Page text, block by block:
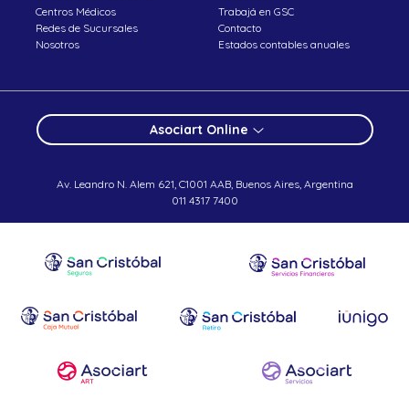
Centros Médicos
Redes de Sucursales
Nosotros
Trabajá en GSC
Contacto
Estados contables anuales
Asociart Online
Av. Leandro N. Alem 621, C1001 AAB, Buenos Aires, Argentina
011 4317 7400